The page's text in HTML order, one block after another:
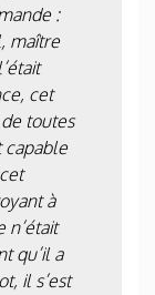
:
maître
cet
toutes
capable
à
n’était
qu’il a
il s’est